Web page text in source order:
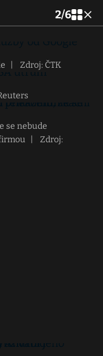
2/6
Zdroj: ČTK
se nebude
Zdroj: